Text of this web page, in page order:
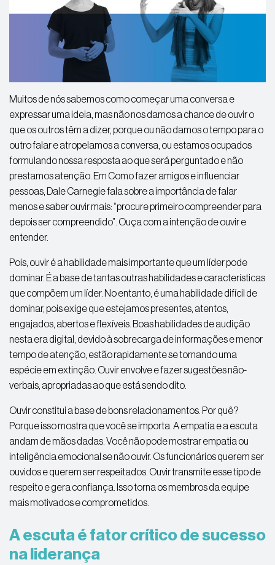
Muitos de nós sabemos como começar uma conversa e
expressar uma ideia, mas não nos damos a chance de ouvir o
que os outros têm a dizer, porque ou não damos o tempo para o
outro falar e atropelamos a conversa, ou estamos ocupados
formulando nossa resposta ao que será perguntado e não
prestamos atenção. Em Como fazer amigos e influenciar
pessoas, Dale Carnegie fala sobre a importância de falar
menos e saber ouvir mais: “procure primeiro compreender para
depois ser compreendido”. Ouça com a intenção de ouvir e
entender.
Pois, ouvir é a habilidade mais importante que um líder pode
dominar. É a base de tantas outras habilidades e características
que compõem um líder. No entanto, é uma habilidade difícil de
dominar, pois exige que estejamos presentes, atentos,
engajados, abertos e flexíveis. Boas habilidades de audição
nesta era digital, devido à sobrecarga de informações e menor
tempo de atenção, estão rapidamente se tornando uma
espécie em extinção. Ouvir envolve e fazer sugestões não-
verbais, apropriadas ao que está sendo dito.
Ouvir constitui a base de bons relacionamentos. Por quê?
Porque isso mostra que você se importa. A empatia e a escuta
andam de mãos dadas. Você não pode mostrar empatia ou
inteligência emocional se não ouvir. Os funcionários querem ser
ouvidos e querem ser respeitados. Ouvir transmite esse tipo de
respeito e gera confiança. Isso torna os membros da equipe
mais motivados e comprometidos.
A escuta é fator crítico de sucesso
na liderança